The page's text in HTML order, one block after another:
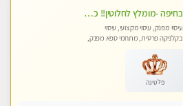
בחיפה -מומלץ לחלוטין!! כל סוגי העיסויים מעסה מקצועית ואיכותית פרטי!!!
עיסוי מפנק, עיסוי מקצועי, עיסוי
בקלניקה פרטית, מתחמי ספא מפנק,
טנטרה
פלטינה